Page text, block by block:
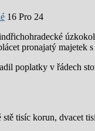
16 Pro 24
pronajatý majetek
poplatky v řádech
tisíc korun, dvacet